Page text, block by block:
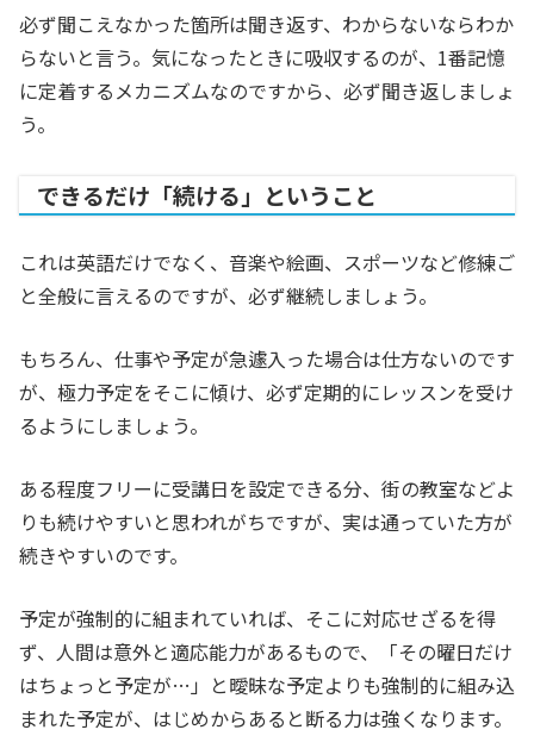
必ず聞こえなかった箇所は聞き返す、わからないならわか
らないと言う。気になったときに吸収するのが、1番記憶
に定着するメカニズムなのですから、必ず聞き返しましょ
う。
できるだけ「続ける」ということ
これは英語だけでなく、音楽や絵画、スポーツなど修練ご
と全般に言えるのですが、必ず継続しましょう。
もちろん、仕事や予定が急遽入った場合は仕方ないのです
が、極力予定をそこに傾け、必ず定期的にレッスンを受け
るようにしましょう。
ある程度フリーに受講日を設定できる分、街の教室などよ
りも続けやすいと思われがちですが、実は通っていた方が
続きやすいのです。
予定が強制的に組まれていれば、そこに対応せざるを得
ず、人間は意外と適応能力があるもので、「その曜日だけ
はちょっと予定が…」と曖昧な予定よりも強制的に組み込
まれた予定が、はじめからあると断る力は強くなります。